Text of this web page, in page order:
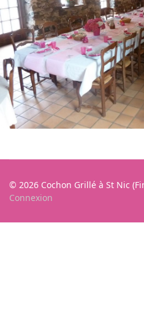
© 2026 Cochon Grillé à St Nic
Connexion